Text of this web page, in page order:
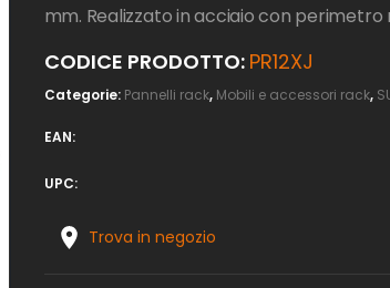
mm. Realizzato in acciaio con perimetro
CODICE PRODOTTO: PR12XJ
Categorie: Pannelli rack, Mobili e accessori rack,
EAN:
UPC:
Trova in negozio